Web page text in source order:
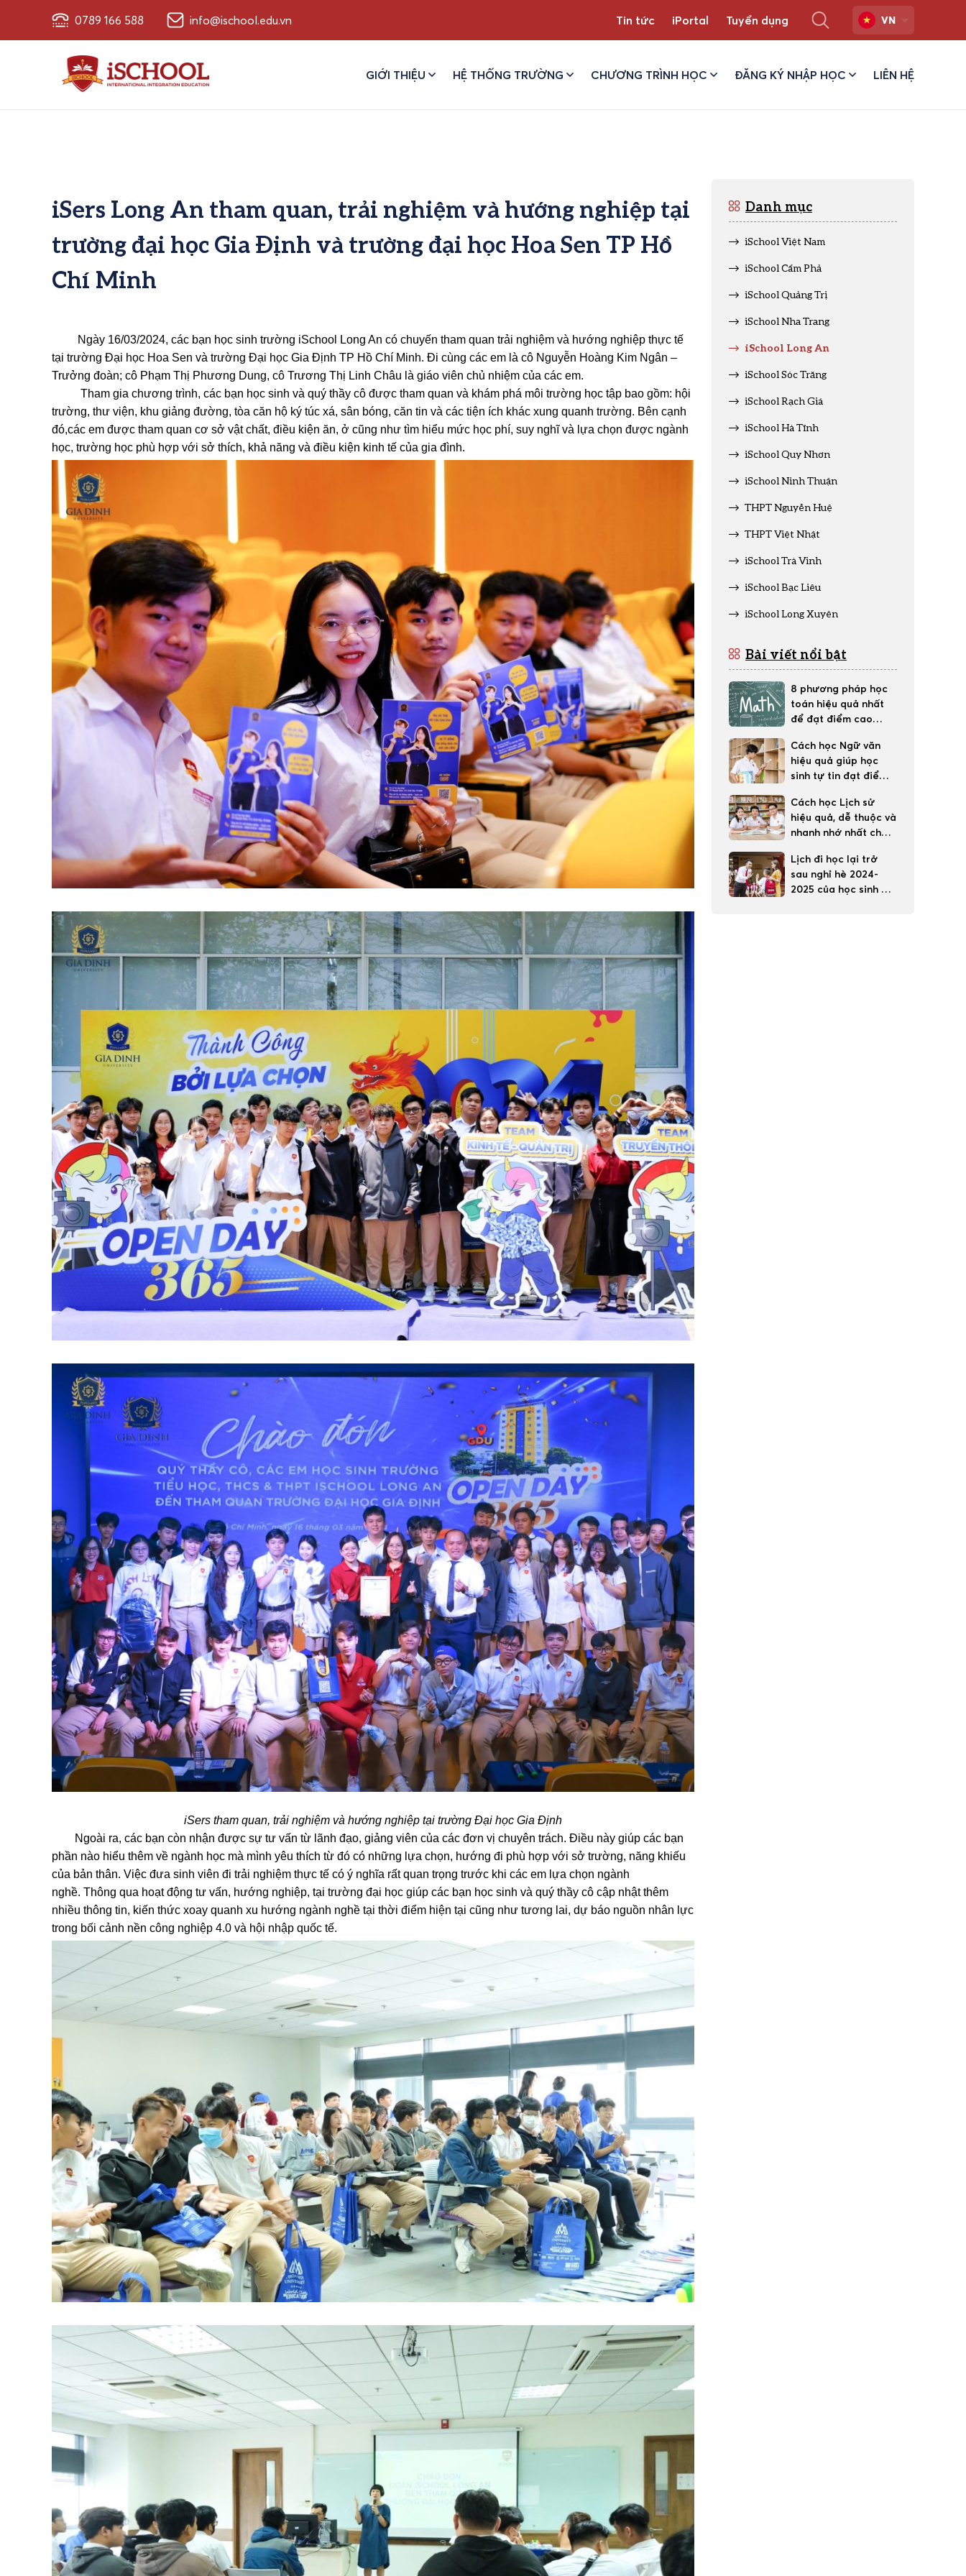
0789 166 588 info@ischool.edu.vn Tin tức iPortal Tuyển dụng VN
GIỚI THIỆU HỆ THỐNG TRƯỜNG CHƯƠNG TRÌNH HỌC ĐĂNG KÝ NHẬP HỌC LIÊN HỆ
iSers Long An tham quan, trải nghiệm và hướng nghiệp tại
trường đại học Gia Định và trường đại học Hoa Sen TP Hồ
Chí Minh
Ngày 16/03/2024, các bạn học sinh trường iSchool Long An có chuyến tham quan trải nghiệm và hướng nghiệp thực tế
tại trường Đại học Hoa Sen và trường Đại học Gia Định TP Hồ Chí Minh. Đi cùng các em là cô Nguyễn Hoàng Kim Ngân –
Trưởng đoàn; cô Phạm Thị Phương Dung, cô Trương Thị Linh Châu là giáo viên chủ nhiệm của các em.
Tham gia chương trình, các bạn học sinh và quý thầy cô được tham quan và khám phá môi trường học tập bao gồm: hội
trường, thư viện, khu giảng đường, tòa căn hộ ký túc xá, sân bóng, căn tin và các tiện ích khác xung quanh trường. Bên cạnh
đó,các em được tham quan cơ sở vật chất, điều kiện ăn, ở cũng như tìm hiểu mức học phí, suy nghĩ và lựa chọn được ngành
học, trường học phù hợp với sở thích, khả năng và điều kiện kinh tế của gia đình.
iSers tham quan, trải nghiệm và hướng nghiệp tại trường Đại học Gia Định
Ngoài ra, các bạn còn nhận được sự tư vấn từ lãnh đạo, giảng viên của các đơn vị chuyên trách. Điều này giúp các bạn
phần nào hiểu thêm về ngành học mà mình yêu thích từ đó có những lựa chọn, hướng đi phù hợp với sở trường, năng khiếu
của bản thân. Việc đưa sinh viên đi trải nghiệm thực tế có ý nghĩa rất quan trọng trước khi các em lựa chọn ngành
nghề. Thông qua hoạt động tư vấn, hướng nghiệp, tại trường đại học giúp các bạn học sinh và quý thầy cô cập nhật thêm
nhiều thông tin, kiến thức xoay quanh xu hướng ngành nghề tại thời điểm hiện tại cũng như tương lai, dự báo nguồn nhân lực
trong bối cảnh nền công nghiệp 4.0 và hội nhập quốc tế.
Danh mục
iSchool Việt Nam
iSchool Cẩm Phả
iSchool Quảng Trị
iSchool Nha Trang
iSchool Long An
iSchool Sóc Trăng
iSchool Rạch Giá
iSchool Hà Tĩnh
iSchool Quy Nhơn
iSchool Ninh Thuận
THPT Nguyễn Huệ
THPT Việt Nhật
iSchool Trà Vinh
iSchool Bạc Liêu
iSchool Long Xuyên
Bài viết nổi bật
8 phương pháp học
toán hiệu quả nhất
để đạt điểm cao
Cách học Ngữ văn
hiệu quả giúp học
sinh tự tin đạt điểm
Cách học Lịch sử
hiệu quả, dễ thuộc và
nhanh nhớ nhất cho
Lịch đi học lại trở
sau nghỉ hè 2024-
2025 của học sinh 63